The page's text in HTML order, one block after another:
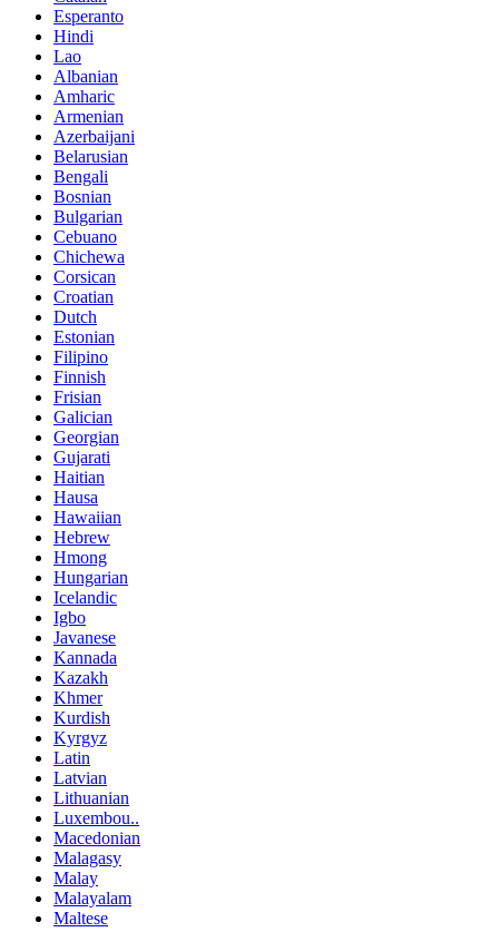
Esperanto
Hindi
Lao
Albanian
Amharic
Armenian
Azerbaijani
Belarusian
Bengali
Bosnian
Bulgarian
Cebuano
Chichewa
Corsican
Croatian
Dutch
Estonian
Filipino
Finnish
Frisian
Galician
Georgian
Gujarati
Haitian
Hausa
Hawaiian
Hebrew
Hmong
Hungarian
Icelandic
Igbo
Javanese
Kannada
Kazakh
Khmer
Kurdish
Kyrgyz
Latin
Latvian
Lithuanian
Luxembou..
Macedonian
Malagasy
Malay
Malayalam
Maltese